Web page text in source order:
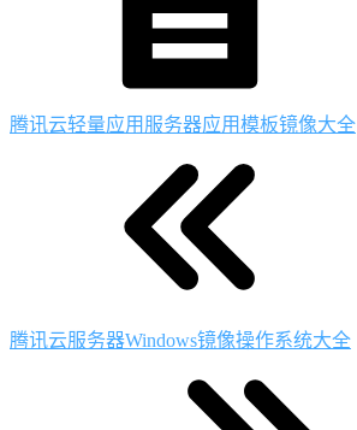
腾讯云轻量应用服务器应用模板镜像大全
腾讯云服务器Windows镜像操作系统大全